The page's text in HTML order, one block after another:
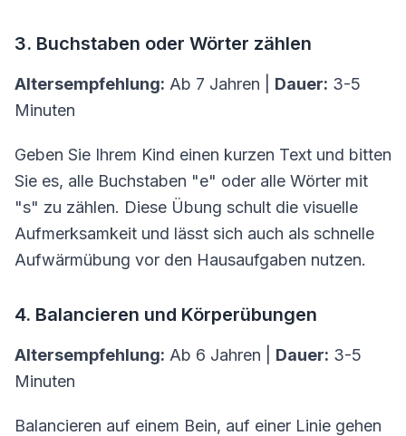
3. Buchstaben oder Wörter zählen
Altersempfehlung: Ab 7 Jahren | Dauer: 3-5
Minuten
Geben Sie Ihrem Kind einen kurzen Text und bitten
Sie es, alle Buchstaben "e" oder alle Wörter mit
"s" zu zählen. Diese Übung schult die visuelle
Aufmerksamkeit und lässt sich auch als schnelle
Aufwärmübung vor den Hausaufgaben nutzen.
4. Balancieren und Körperübungen
Altersempfehlung: Ab 6 Jahren | Dauer: 3-5
Minuten
Balancieren auf einem Bein, auf einer Linie gehen